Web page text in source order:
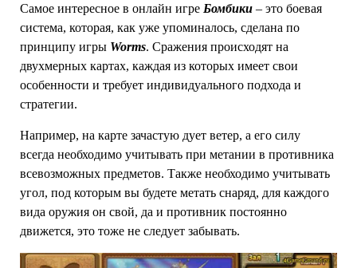
Самое интересное в онлайн игре Бомбики– это боевая
система, которая, как уже упоминалось, сделана по
принципу игры Worms. Сражения происходят на
двухмерных картах, каждая из которых имеет свои
особенности и требует индивидуального подхода и
стратегии.
Например, на карте зачастую дует ветер, а его силу
всегда необходимо учитывать при метании в противника
всевозможных предметов. Также необходимо учитывать
угол, под которым вы будете метать снаряд, для каждого
вида оружия он свой, да и противник постоянно
движется, это тоже не следует забывать.